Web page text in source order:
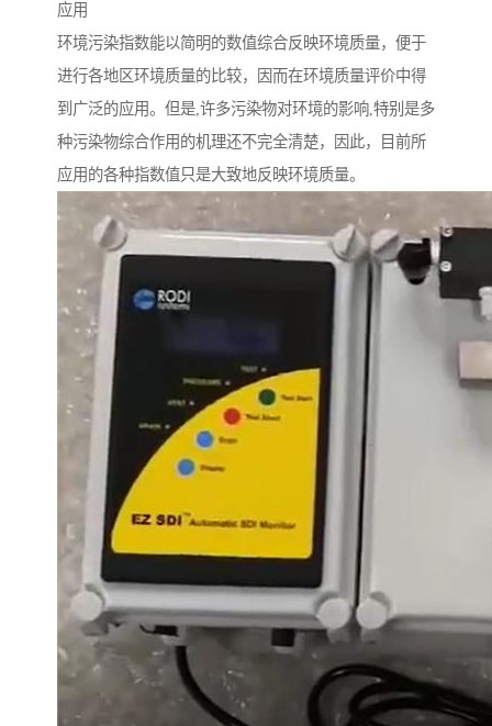
应用
环境污染指数能以简明的数值综合反映环境质量，便于
进行各地区环境质量的比较，因而在环境质量评价中得
到广泛的应用。但是,许多污染物对环境的影响,特别是多
种污染物综合作用的机理还不完全清楚，因此，目前所
应用的各种指数值只是大致地反映环境质量。